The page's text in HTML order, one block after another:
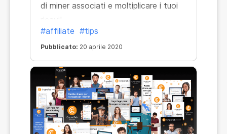
di miner associati e moltiplicare i tuoi
ricavi!
#affiliate #tips
Pubblicato: 20 aprile 2020